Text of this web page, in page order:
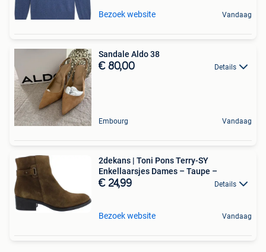
Bezoek website Vandaag
Sandale Aldo 38
€ 80,00 Details
Embourg Vandaag
2dekans | Toni Pons Terry-SY
Enkellaarsjes Dames – Taupe –
€ 24,99 Details
Bezoek website Vandaag